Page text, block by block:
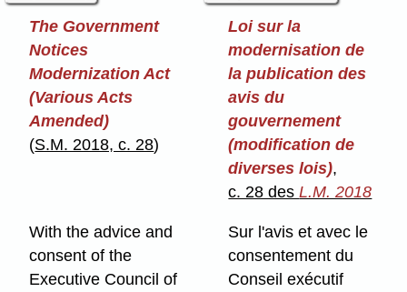
The Government
Notices
Modernization Act
(Various Acts
Amended)
(S.M. 2018, c. 28)
Loi sur la
modernisation de
la publication des
avis du
gouvernement
(modification de
diverses lois),
c. 28 desL.M. 2018
With the advice and
consent of the
Executive Council of
Sur l'avis et avec le
consentement du
Conseil exécutif